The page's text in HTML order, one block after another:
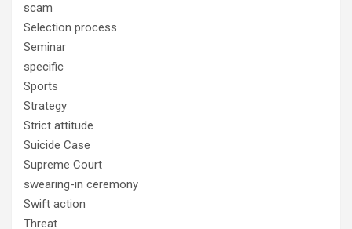
scam
Selection process
Seminar
specific
Sports
Strategy
Strict attitude
Suicide Case
Supreme Court
swearing-in ceremony
Swift action
Threat